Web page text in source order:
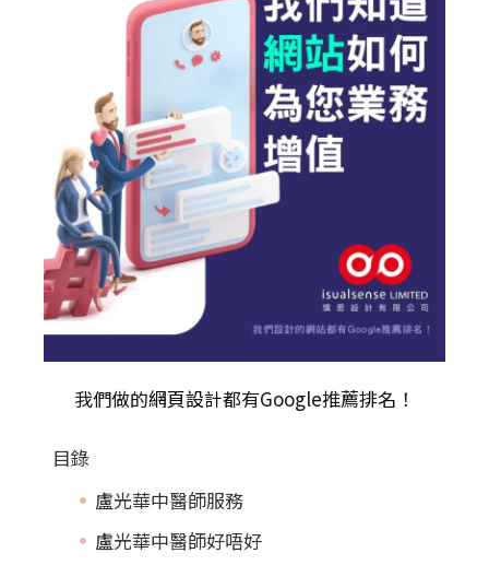
我們做的網頁設計都有Google推薦排名！
目錄
盧光華中醫師服務
盧光華中醫師好唔好